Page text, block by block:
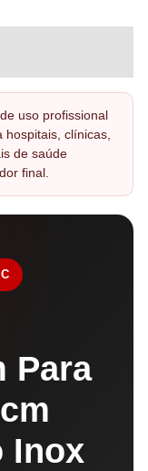
uso profissional
clínicas,
de saúde
final.
Para
Inox